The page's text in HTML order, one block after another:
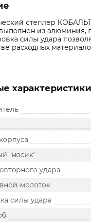
степлер
из алюминия,
силы удара
расходных
характеристики
"носик"
удара
молоток
силы удара